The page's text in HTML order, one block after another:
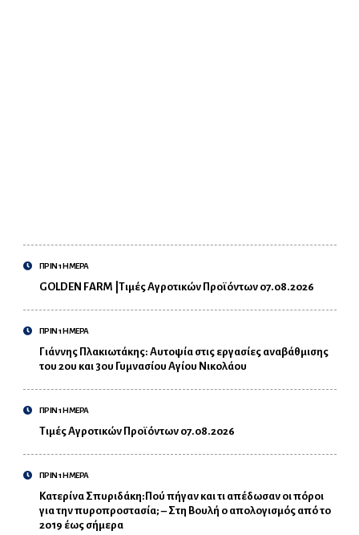
ΠΡΙΝ 1 ΗΜΕΡΑ
GOLDEN FARM |Τιμές Αγροτικών Προϊόντων 07.08.2026
ΠΡΙΝ 1 ΗΜΕΡΑ
Γιάννης Πλακιωτάκης: Αυτοψία στις εργασίες αναβάθμισης
του 2ου και 3ου Γυμνασίου Αγίου Νικολάου
ΠΡΙΝ 1 ΗΜΕΡΑ
Τιμές Αγροτικών Προϊόντων 07.08.2026
ΠΡΙΝ 1 ΗΜΕΡΑ
Κατερίνα Σπυριδάκη:Πού πήγαν και τι απέδωσαν οι πόροι
για την πυροπροστασία; – Στη Βουλή ο απολογισμός από το
2019 έως σήμερα